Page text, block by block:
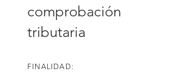
comprobación
tributaria
FINALIDAD: